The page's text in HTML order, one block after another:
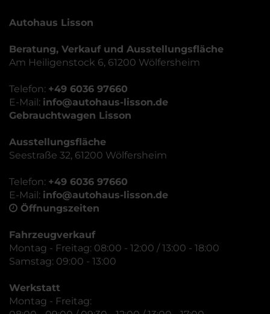
Autohaus Lisson
Beratung, Verkauf und Ausstellungsfläche
Am Heiligenstock 6, 61200 Wölfersheim
Telefon: +49 6036 97660
E-Mail: info@autohaus-lisson.de
Gebrauchtwagen Lisson
Ausstellungsfläche
Seestraße 32, 61200 Wölfersheim
Telefon: +49 6036 97660
E-Mail: info@autohaus-lisson.de
Öffnungszeiten
Fahrzeugverkauf
Montag - Freitag: 08:00 - 12:00 / 13:00 - 18:00
Samstag: 09:00 - 13:00
Werkstatt
Montag - Freitag: